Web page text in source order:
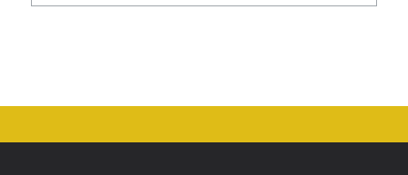
cho: